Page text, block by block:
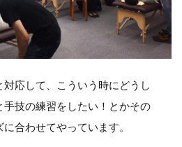
応して、こういう時にどうし
手技の練習をしたい！とかその
合わせてやっています。